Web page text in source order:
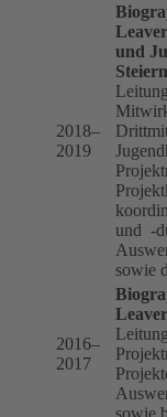
2018–
2019
und
und -
sowie
2016–
2017
sowie